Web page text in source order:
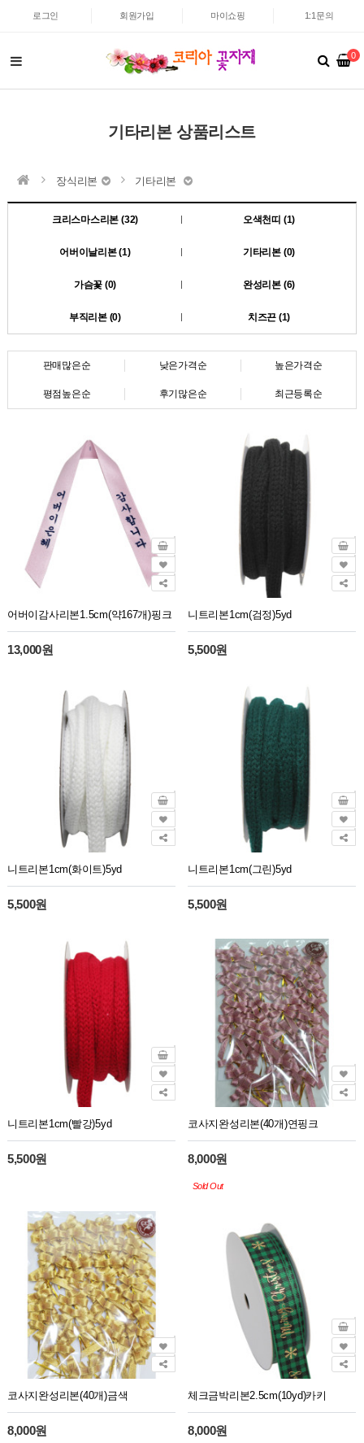
로그인 회원가입 마이쇼핑 1:1문의
0
기타리본 상품리스트
장식리본 기타리본
크리스마스리본 (32) 오색천띠 (1)
어버이날리본 (1) 기타리본 (0)
가슴꽃 (0) 완성리본 (6)
부직리본 (0) 치즈끈 (1)
판매많은순 낮은가격순 높은가격순
평점높은순 후기많은순 최근등록순
어버이감사리본1.5cm(약167개)핑크
13,000원
니트리본1cm(검정)5yd
5,500원
니트리본1cm(화이트)5yd
5,500원
니트리본1cm(그린)5yd
5,500원
니트리본1cm(빨강)5yd
5,500원
코사지완성리본(40개)연핑크
8,000원
Sold Out
코사지완성리본(40개)금색
8,000원
체크금박리본2.5cm(10yd)카키
8,000원